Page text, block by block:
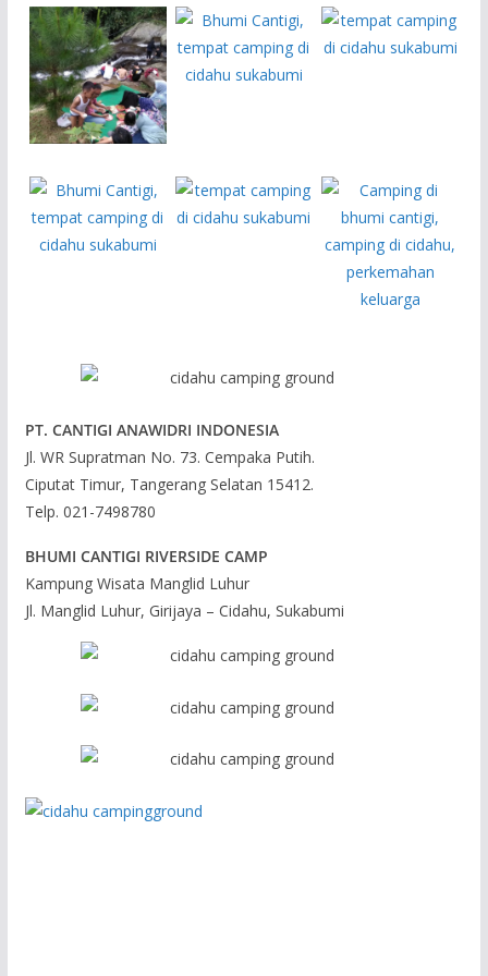
PT. CANTIGI ANAWIDRI INDONESIA
Jl. WR Supratman No. 73. Cempaka Putih.
Ciputat Timur, Tangerang Selatan 15412.
Telp. 021-7498780
BHUMI CANTIGI RIVERSIDE CAMP
Kampung Wisata Manglid Luhur
Jl. Manglid Luhur, Girijaya – Cidahu, Sukabumi